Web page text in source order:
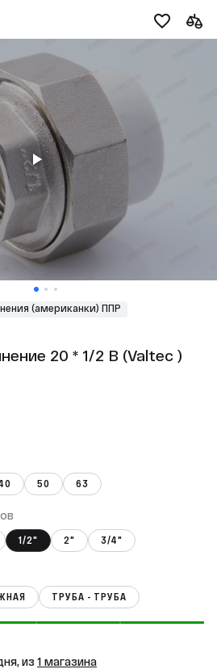
(американки) ППР
В (Valtec )
50 63
1/2" 2" 3/4"
ТРУБА - ТРУБА
из 1 магазина